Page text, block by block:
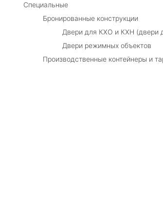
Специальные
Бронированные конструкции
Двери для КХО и КХН (двери
Двери режимных объектов
Производственные контейнеры и